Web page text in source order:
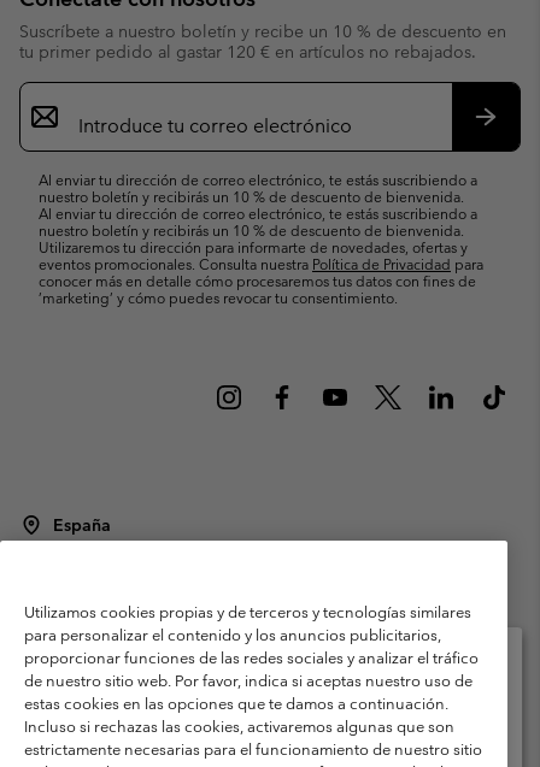
Suscríbete a nuestro boletín y recibe un 10 % de descuento en
tu primer pedido al gastar 120 € en artículos no rebajados.
Suscripción
de
correo
Al enviar tu dirección de correo electrónico, te estás suscribiendo a
nuestro boletín y recibirás un 10 % de descuento de bienvenida.
Al enviar tu dirección de correo electrónico, te estás suscribiendo a
nuestro boletín y recibirás un 10 % de descuento de bienvenida.
Utilizaremos tu dirección para informarte de novedades, ofertas y
eventos promocionales. Consulta nuestra Política de Privacidad para
conocer más en detalle cómo procesaremos tus datos con fines de
’marketing’ y cómo puedes revocar tu consentimiento.
España
Condiciones de uso
Terminos de Venta
Garantía
Política de Privacidad
Términos y condiciones del programa de miembros
Términos De Uso Del Contenido Generado Por Los Usuarios
Utilizamos cookies propias y de terceros y tecnologías similares
para personalizar el contenido y los anuncios publicitarios,
proporcionar funciones de las redes sociales y analizar el tráfico
de nuestro sitio web. Por favor, indica si aceptas nuestro uso de
estas cookies en las opciones que te damos a continuación.
Incluso si rechazas las cookies, activaremos algunas que son
estrictamente necesarias para el funcionamiento de nuestro sitio
Selecciona tu país e idioma envío
Compras en línea disponibles